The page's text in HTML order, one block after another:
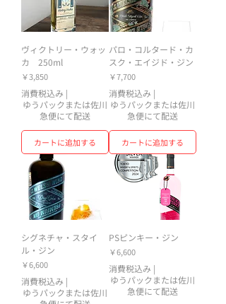
ヴィクトリー・ウォッ
カ 250ml
価格
￥3,850
消費税込み |
ゆうパックまたは佐川
急便にて配送
カートに追加する
パロ・コルタード・カ
スク・エイジド・ジン
価格
￥7,700
消費税込み |
ゆうパックまたは佐川
急便にて配送
カートに追加する
シグネチャ・スタイ
ル・ジン
価格
￥6,600
消費税込み |
ゆうパックまたは佐川
PSピンキー・ジン
価格
￥6,600
消費税込み |
ゆうパックまたは佐川
急便にて配送